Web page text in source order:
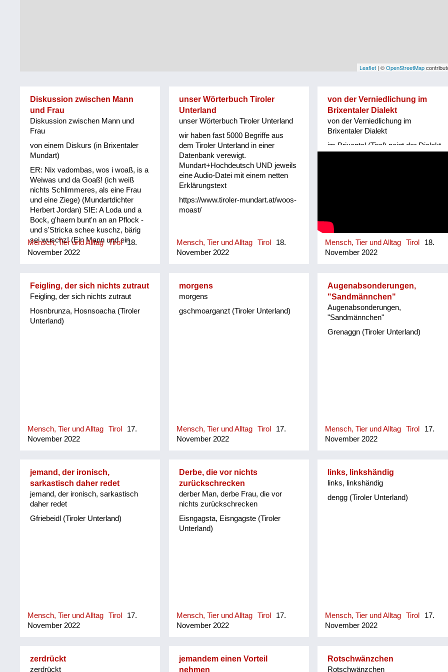
Leaflet | ©OpenStreetMap
Diskussion zwischen Mann
und Frau
Diskussion zwischen Mann und
Frau
von einem Diskurs (in Brixentaler
Mundart)
ER: Nix vadombas, wos i woaß, is a
Weiwas und da Goaß! (ich weiß
nichts Schlimmeres, als eine Frau
und eine Ziege) (Mundartdichter
Herbert Jordan) SIE: A Loda und a
Bock, g'haern bunt'n an an Pflock -
und s'Stricka schee kuschz, bärig
sei wuschz! (Ein Mann und ein
Ziegenbock, gehören mit einem
Mensch, Tier und Alltag Tirol 18.
November 2022
unser Wörterbuch Tiroler
Unterland
unser Wörterbuch Tiroler Unterland
wir haben fast 5000 Begriffe aus
dem Tiroler Unterland in einer
Datenbank verewigt.
Mundart+Hochdeutsch UND jeweils
eine Audio-Datei mit einem netten
Erklärungstext
https://www.tiroler-mundart.at/woos-
moast/
Mensch, Tier und Alltag Tirol
18.
November 2022
von der Verniedlichung im
Brixentaler Dialekt
von der Verniedlichung im
Brixentaler Dialekt
im Brixental (Tirol) neigt der Dialekt
Mensch, Tier und Alltag Tirol
18.
November 2022
Feigling, der sich nichts zutraut
Feigling, der sich nichts zutraut
Hosnbrunza, Hosnsoacha (Tiroler
Unterland)
Mensch, Tier und Alltag Tirol
17.
November 2022
morgens
morgens
gschmoarganzt (Tiroler Unterland)
Mensch, Tier und Alltag Tirol
17.
November 2022
Augenabsonderungen,
"Sandmännchen"
Augenabsonderungen,
"Sandmännchen"
Grenaggn (Tiroler Unterland)
Mensch, Tier und Alltag Tirol
17.
November 2022
jemand, der ironisch,
sarkastisch daher redet
jemand, der ironisch, sarkastisch
daher redet
Gfriebeidl (Tiroler Unterland)
Mensch, Tier und Alltag Tirol
17.
November 2022
Derbe, die vor nichts
zurückschrecken
derber Man, derbe Frau, die vor
nichts zurückschrecken
Eisngagsta, Eisngagste (Tiroler
Unterland)
Mensch, Tier und Alltag Tirol
17.
November 2022
links, linkshändig
links, linkshändig
dengg (Tiroler Unterland)
Mensch, Tier und Alltag Tirol
17.
November 2022
zerdrückt
zerdrückt
jemandem einen Vorteil
nehmen
Rotschwänzchen
Rotschwänzchen